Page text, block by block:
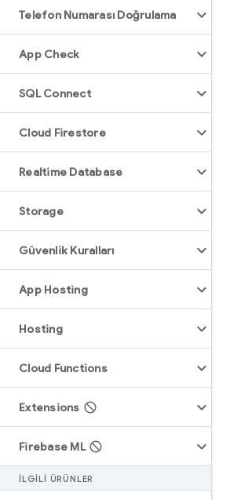
Telefon Numarası Doğrulama
App Check
SQL Connect
Cloud Firestore
Realtime Database
Storage
Güvenlik Kuralları
App Hosting
Hosting
Cloud Functions
Extensions
Firebase ML
İLGİLİ ÜRÜNLER